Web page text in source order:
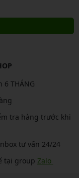
THÁNG
tra hàng trước khi
tư vấn 24/24
tại group Zalo